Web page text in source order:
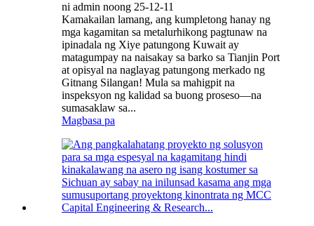
ni admin noong 25-12-11
Kamakailan lamang, ang kumpletong hanay ng
mga kagamitan sa metalurhikong pagtunaw na
ipinadala ng Xiye patungong Kuwait ay
matagumpay na naisakay sa barko sa Tianjin Port
at opisyal na naglayag patungong merkado ng
Gitnang Silangan! Mula sa mahigpit na
inspeksyon ng kalidad sa buong proseso—na
sumasaklaw sa...
Magbasa pa